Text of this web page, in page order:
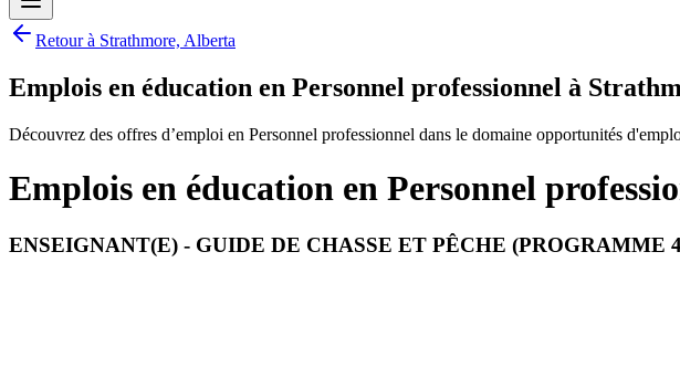
Retour à Strathmore, Alberta
Emplois en éducation en Personnel professionnel à
Découvrez des offres d’emploi en Personnel professionnel dans le domaine opportunités
Emplois en éducation en Personnel
ENSEIGNANT(E) - GUIDE DE CHASSE ET PÊCHE (PROGRAMME